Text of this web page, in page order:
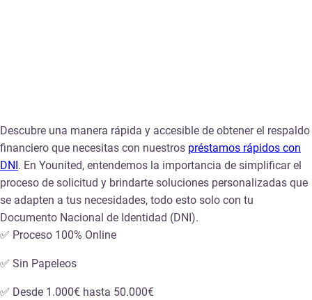
Descubre una manera rápida y accesible de obtener el respaldo
financiero que necesitas con nuestros préstamos rápidos con
DNI . En Younited, entendemos la importancia de simplificar el
proceso de solicitud y brindarte soluciones personalizadas que
se adapten a tus necesidades, todo esto solo con tu
Documento Nacional de Identidad (DNI).
✅ Proceso 100% Online
✅ Sin Papeleos
✅ Desde 1.000€ hasta 50.000€